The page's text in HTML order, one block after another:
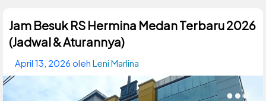
Jam Besuk RS Hermina Medan Terbaru 2026
(Jadwal & Aturannya)
April 13, 2026 oleh Leni Marlina